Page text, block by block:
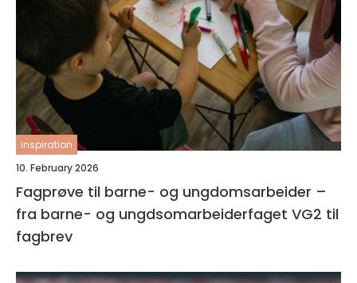
inspiration
10. February 2026
Fagprøve til barne- og ungdomsarbeider –
fra barne- og ungdsomarbeiderfaget VG2 til
fagbrev